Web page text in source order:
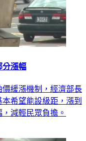
漲幅
緩漲機制，經濟部長
希望能設級距，漲到
減輕民眾負擔。